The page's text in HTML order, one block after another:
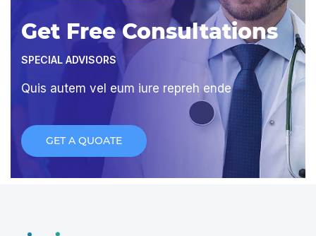
Get Free Consultations
SPECIAL ADVISORS
Quis autem vel eum iure repreh ende
GET A QUOATE